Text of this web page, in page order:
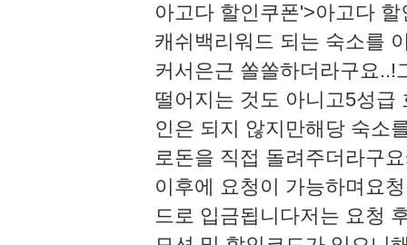
아고다 할인쿠폰'>아고다
캐쉬백리워드 되는 숙소를
커서은근 쏠쏠하더라구요
떨어지는 것도 아니고5성급
인은 되지 않지만해당 숙소
로돈을 직접 돌려주더라구
이후에 요청이 가능하며요
드로 입금됩니다저는 요청